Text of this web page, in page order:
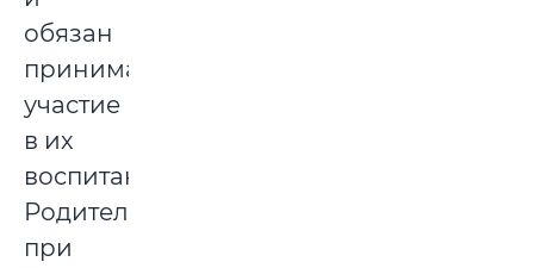
обязан
принимать
участие
в их
воспитании.
Родитель,
при